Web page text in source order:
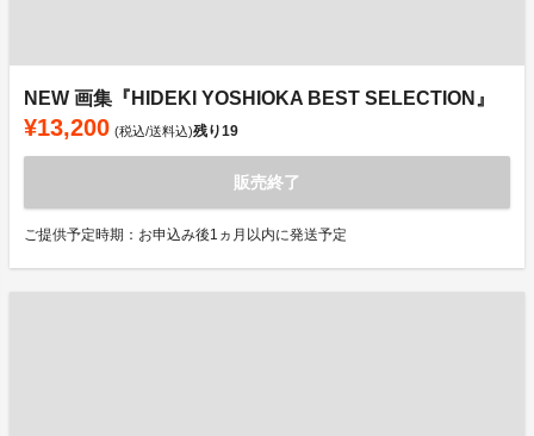
NEW 画集『HIDEKI YOSHIOKA BEST SELECTION』
¥13,200 (税込/送料込)残り19
販売終了
ご提供予定時期：お申込み後1ヵ月以内に発送予定